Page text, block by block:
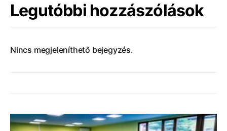
Legutóbbi hozzászólások
Nincs megjeleníthető bejegyzés.